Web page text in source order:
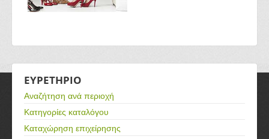
ΕΥΡΕΤΗΡΙΟ
Αναζήτηση ανά περιοχή
Κατηγορίες καταλόγου
Καταχώρηση επιχείρησης